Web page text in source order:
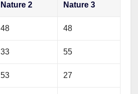
Nature 2 Nature 3
48 48
33 55
53 27